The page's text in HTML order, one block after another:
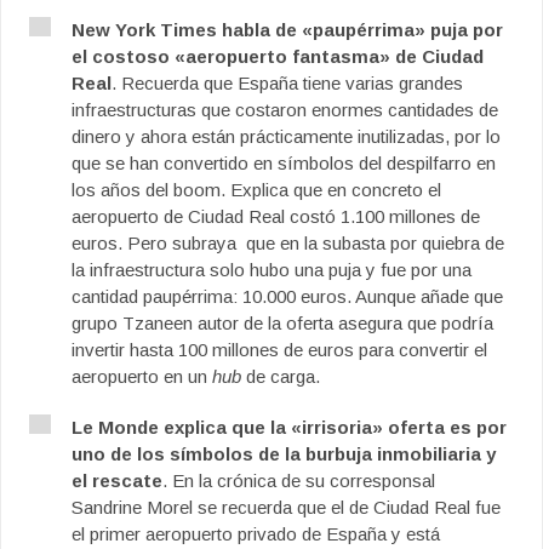
New York Times habla de «paupérrima» puja por
el costoso «aeropuerto fantasma» de Ciudad
Real. Recuerda que España tiene varias grandes
infraestructuras que costaron enormes cantidades de
dinero y ahora están prácticamente inutilizadas, por lo
que se han convertido en símbolos del despilfarro en
los años del boom. Explica que en concreto el
aeropuerto de Ciudad Real costó 1.100 millones de
euros. Pero subraya que en la subasta por quiebra de
la infraestructura solo hubo una puja y fue por una
cantidad paupérrima: 10.000 euros. Aunque añade que
grupo Tzaneen autor de la oferta asegura que podría
invertir hasta 100 millones de euros para convertir el
aeropuerto en un hub de carga.
Le Monde explica que la «irrisoria» oferta es por
uno de los símbolos de la burbuja inmobiliaria y
el rescate. En la crónica de su corresponsal
Sandrine Morel se recuerda que el de Ciudad Real fue
el primer aeropuerto privado de España y está